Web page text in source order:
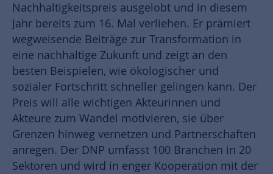
Nachhaltigkeitspreis ausgelobt und in diesem
Jahr bereits zum 16. Mal verliehen. Er prämiert
wegweisende Beiträge zur Transformation in
eine nachhaltige Zukunft und zeigt an den
besten Beispielen, wie ökologischer und
sozialer Fortschritt schneller gelingen kann. Der
Preis will alle wichtigen Akteurinnen und
Akteure zum Wandel motivieren, sie über
Grenzen hinweg vernetzen und Partnerschaften
anregen. Der DNP umfasst 100 Branchen in 20
Sektoren und wird in enger Kooperation mit der